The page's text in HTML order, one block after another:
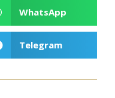
WhatsApp
Telegram